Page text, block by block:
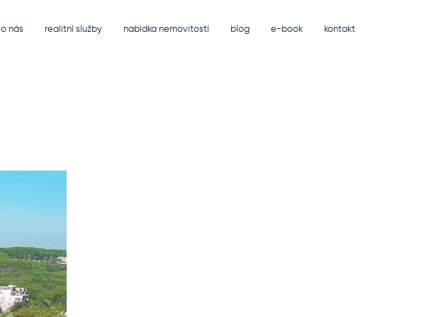
o nás realitní služby nabídka nemovitostí blog e-book kontakt